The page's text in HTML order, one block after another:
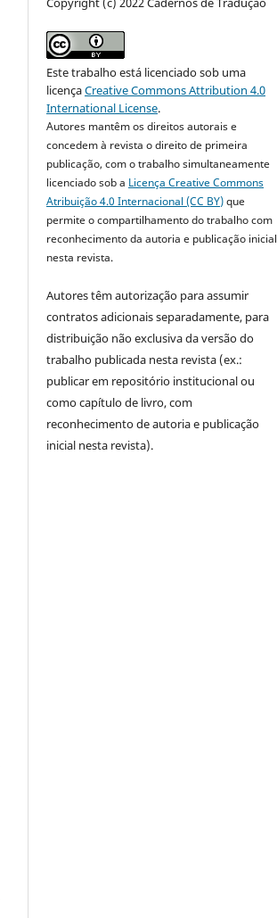
Este trabalho está licenciado sob uma
licençaCreative Commons Attribution 4.0
International License.
Autores mantêm os direitos autorais e
concedem à revista o direito de primeira
publicação, com o trabalho simultaneamente
licenciado sob a Licença Creative Commons
Atribuição 4.0 Internacional (CC BY)que
permite o compartilhamento do trabalho com
reconhecimento da autoria e publicação inicial
nesta revista.
Autores têm autorização para assumir
contratos adicionais separadamente, para
distribuição não exclusiva da versão do
trabalho publicada nesta revista (ex.:
publicar em repositório institucional ou
como capítulo de livro, com
reconhecimento de autoria e publicação
inicial nesta revista).